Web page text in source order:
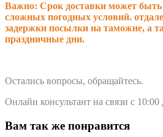
Важно: Срок доставки может быть
сложных погодных условий. о
задержки посылки на таможне, а
праздничные дни.
Остались вопросы, обращайтесь.
Онлайн консультант на связи с
Вам так же понравится